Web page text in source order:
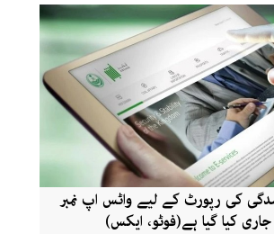
کی رپورٹ کے لیے واٹس اپ نمبر
کیا گیا ہے(فوٹو، ایکس)